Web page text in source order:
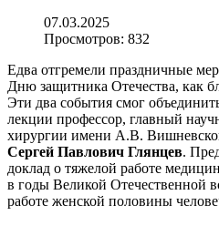
07.03.2025
Просмотров: 832
Едва отгремели праздничные
Дню защитника Отечества, как
Эти два события смог
лекции профессор, главный
хирургии имени А.В.
Сергей Павлович Глянцев.
доклад о тяжелой работе
в годы Великой Отечественной
работе женской половины